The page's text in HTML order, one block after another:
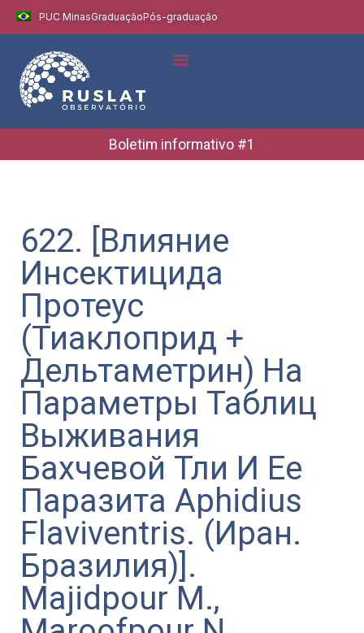
PUC MinasGraduaçãoPós-graduação
Boletim informativo #1
622. [Влияние
Инсектицида
Протеус
(Тиаклоприд +
Дельтаметрин) На
Параметры Таблиц
Выживания
Бахчевой Тли И Ее
Паразита Aphidius
Flaviventris. (Иран.
Бразилия)].
Majidpour M.,